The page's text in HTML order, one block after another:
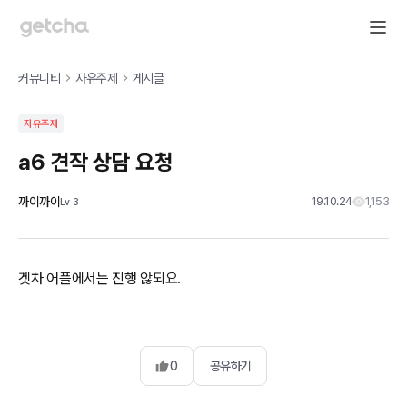
커뮤니티 자유주제 게시글
자유주제
a6 견작 상담 요청
까이까이 Lv 3 19.10.24 1,153
겟차 어플에서는 진행 않되요.
0 공유하기